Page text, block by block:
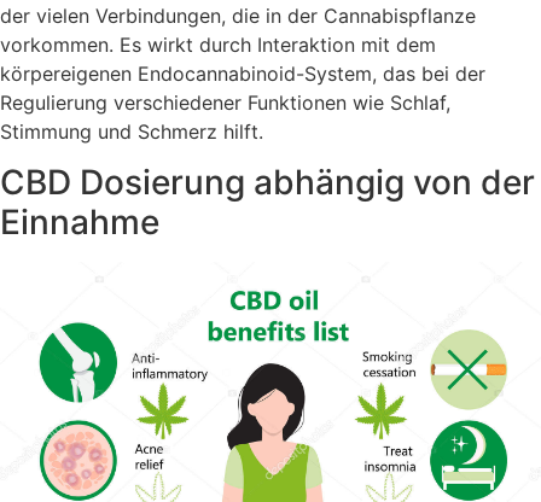
der vielen Verbindungen, die in der Cannabispflanze
vorkommen. Es wirkt durch Interaktion mit dem
körpereigenen Endocannabinoid-System, das bei der
Regulierung verschiedener Funktionen wie Schlaf,
Stimmung und Schmerz hilft.
CBD Dosierung abhängig von der
Einnahme